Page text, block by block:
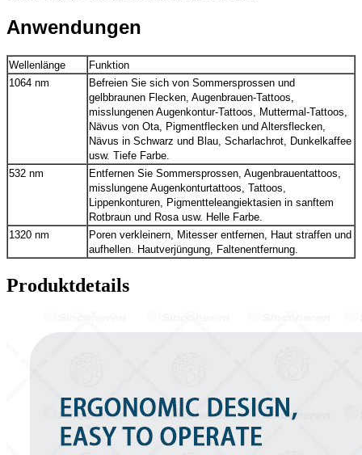
Anwendungen
Wellenlänge
Funktion
1064 nm
Befreien Sie sich von Sommersprossen und
gelbbraunen Flecken, Augenbrauen-Tattoos,
misslungenen Augenkontur-Tattoos, Muttermal-Tattoos,
Nävus von Ota, Pigmentflecken und Altersflecken,
Nävus in Schwarz und Blau, Scharlachrot, Dunkelkaffee
usw. Tiefe Farbe.
532 nm
Entfernen Sie Sommersprossen, Augenbrauentattoos,
misslungene Augenkonturtattoos, Tattoos,
Lippenkonturen, Pigmentteleangiektasien in sanftem
Rotbraun und Rosa usw. Helle Farbe.
1320 nm
Poren verkleinern, Mitesser entfernen, Haut straffen und
aufhellen. Hautverjüngung, Faltenentfernung.
Produktdetails